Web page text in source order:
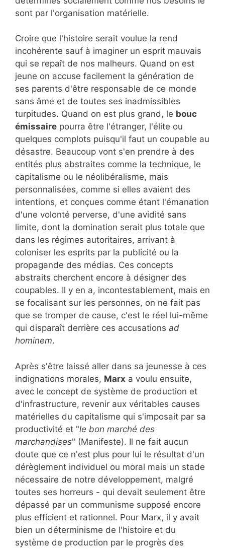
sont par l'organisation matérielle.
Croire que l'histoire serait voulue la rend
incohérente sauf à imaginer un esprit mauvais
qui se repaît de nos malheurs. Quand on est
jeune on accuse facilement la génération de
ses parents d'être responsable de ce monde
sans âme et de toutes ses inadmissibles
turpitudes. Quand on est plus grand, le bouc
émissaire pourra être l'étranger, l'élite ou
quelques complots puisqu'il faut un coupable au
désastre. Beaucoup vont s'en prendre à des
entités plus abstraites comme la technique, le
capitalisme ou le néolibéralisme, mais
personnalisées, comme si elles avaient des
intentions, et conçues comme étant l'émanation
d'une volonté perverse, d'une avidité sans
limite, dont la domination serait plus totale que
dans les régimes autoritaires, arrivant à
coloniser les esprits par la publicité ou la
propagande des médias. Ces concepts
abstraits cherchent encore à désigner des
coupables. Il y en a, incontestablement, mais en
se focalisant sur les personnes, on ne fait pas
que se tromper de cause, c'est le réel lui-même
qui disparaît derrière ces accusations ad
hominem.
Après s'être laissé aller dans sa jeunesse à ces
indignations morales, Marx a voulu ensuite,
avec le concept de système de production et
d'infrastructure, revenir aux véritables causes
matérielles du capitalisme qui s'imposait par sa
productivité et "le bon marché des
marchandises" (Manifeste). Il ne fait aucun
doute que ce n'est plus pour lui le résultat d'un
dérèglement individuel ou moral mais un stade
nécessaire de notre développement, malgré
toutes ses horreurs - qui devait seulement être
dépassé par un communisme supposé encore
plus efficient et rationnel. Pour Marx, il y avait
bien un déterminisme de l'histoire et du
système de production par le progrès des